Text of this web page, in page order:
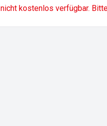
kostenlos verfügbar.